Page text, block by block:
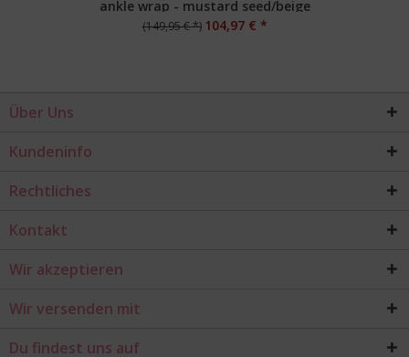
ankle wrap - mustard seed/beige
(149,95 € *) 104,97 € *
Über Uns
Kundeninfo
Rechtliches
Kontakt
Wir akzeptieren
Wir versenden mit
Du findest uns auf